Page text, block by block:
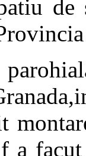
a